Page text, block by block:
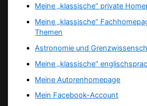
Meine „klassische“ private
Meine „klassische“
Themen
Astronomie und
Meine „klassische“
Meine Autorenhomepage
Mein Facebook-Account